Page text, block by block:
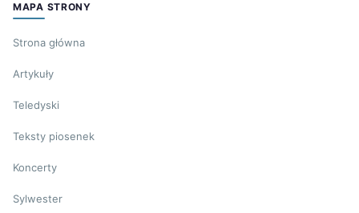
MAPA STRONY
Strona główna
Artykuły
Teledyski
Teksty piosenek
Koncerty
Sylwester